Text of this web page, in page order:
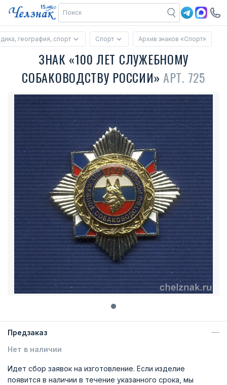
география, спорт Спорт Архив знаков «Спорт»
ЗНАК «100 ЛЕТ СЛУЖЕБНОМУ
СОБАКОВОДСТВУ РОССИИ»АРТ. 725
Предзаказ
Нет в наличии
Идет сбор заявок на изготовление. Если изделие
появится в наличии в течение указанного срока, мы